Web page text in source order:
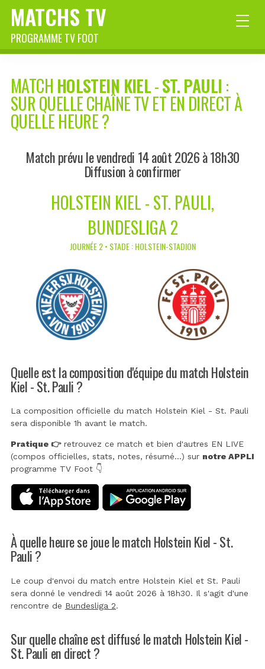
MATCHS TV
PROGRAMME TV FOOT
MATCH HOLSTEIN KIEL-ST. PAULI:
SUR QUELLE CHAÎNE TV ET EN DIRECT À
QUELLE HEURE ?
Match prévu le vendredi 14 août 2026 à 18h30
Diffusion à confirmer
HOLSTEIN KIEL - ST. PAULI,
BUNDESLIGA 2
JOURNÉE 2 • STADE : HOLSTEIN-STADION
Quelle est la composition d'équipe du match Holstein
Kiel - St. Pauli ?
La composition officielle du match Holstein Kiel - St. Pauli
sera disponible 1h avant le match.
Pratique 👉retrouvez ce match et bien d'autres EN LIVE
(compos officielles, stats, notes, résumé...) sur notre APPLI
programme TV Foot 👇
À quelle heure se joue le match Holstein Kiel - St.
Pauli ?
Le coup d'envoi du match entre Holstein Kiel et St. Pauli
sera donné le vendredi 14 août 2026 à 18h30. Il s'agit d'une
rencontre de Bundesliga 2.
Sur quelle chaîne est diffusé le match Holstein Kiel -
St. Pauli en direct ?